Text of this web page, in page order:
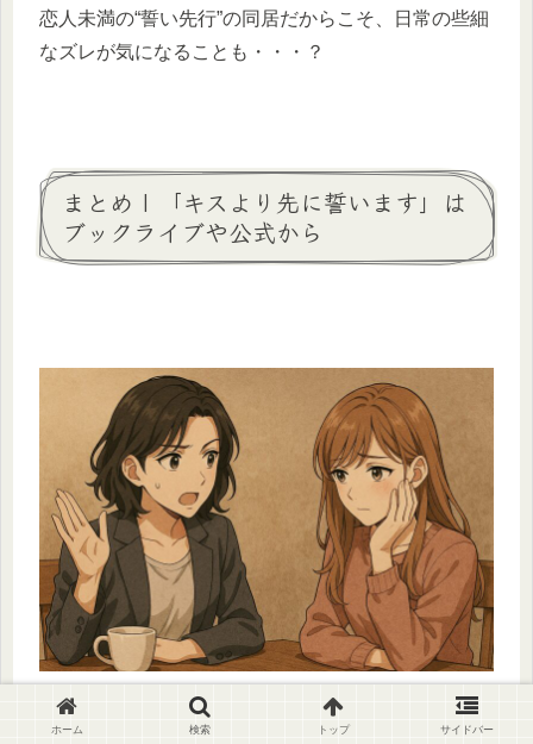
恋人未満の“誓い先行”の同居だからこそ、日常の些細
なズレが気になることも・・・？
まとめ | 「キスより先に誓います」は
ブックライブや公式から
ホーム 検索 トップ サイドバー